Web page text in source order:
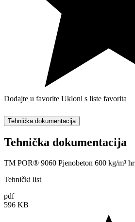
Dodajte u favorite Ukloni s liste favorita
Tehnička dokumentacija
Tehnička dokumentacija
TM POR® 9060 Pjenobeton 600 kg/m³ hr
Tehnički list
pdf
596 KB